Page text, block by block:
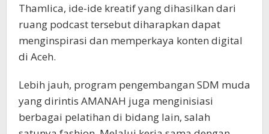
Thamlica, ide-ide kreatif yang dihasilkan dari
ruang podcast tersebut diharapkan dapat
menginspirasi dan memperkaya konten digital
di Aceh.
Lebih jauh, program pengembangan SDM muda
yang dirintis AMANAH juga menginisiasi
berbagai pelatihan di bidang lain, salah